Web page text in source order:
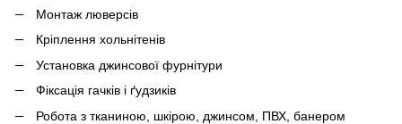
Монтаж люверсів
Кріплення хольнітенів
Установка джинсової фурнітури
Фіксація гачків і ґудзиків
Робота з тканиною, шкірою, джинсом, ПВХ, банером